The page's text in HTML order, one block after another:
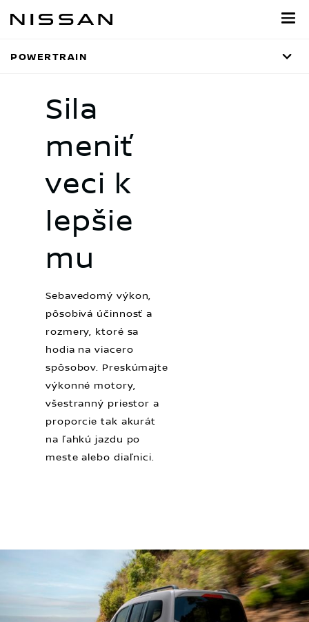
na
obsah
POWERTRAIN
Sila
meniť
veci k
lepšie
mu
Sebavedomý výkon,
pôsobivá účinnosť a
rozmery, ktoré sa
hodia na viacero
spôsobov. Preskúmajte
výkonné motory,
všestranný priestor a
proporcie tak akurát
na ľahkú jazdu po
meste alebo diaľnici.